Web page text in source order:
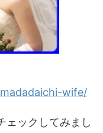
wife/
ェックしてみまし